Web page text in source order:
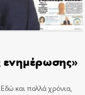
ενημέρωσης»
και πολλά χρόνια,